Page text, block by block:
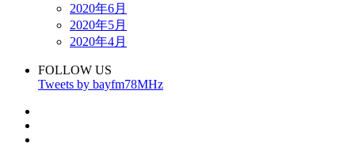
2020年6月
2020年5月
2020年4月
FOLLOW US
Tweets by bayfm78MHz